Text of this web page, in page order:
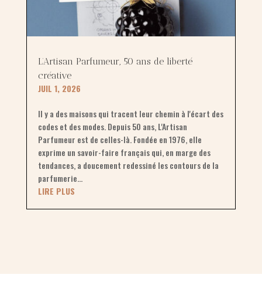
L’Artisan Parfumeur, 50 ans de liberté
créative
JUIL 1, 2026
Il y a des maisons qui tracent leur chemin à l'écart des
codes et des modes. Depuis 50 ans, L'Artisan
Parfumeur est de celles-là. Fondée en 1976, elle
exprime un savoir-faire français qui, en marge des
tendances, a doucement redessiné les contours de la
parfumerie...
LIRE PLUS